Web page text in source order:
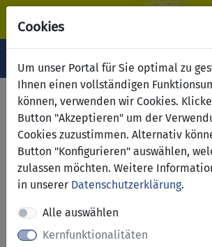
Cookies
Um unser Portal für Sie optimal zu
Ihnen einen vollständigen
können, verwenden wir Cookies.
Button "Akzeptieren" um der
Cookies zuzustimmen. Alternativ
Button "Konfigurieren" auswählen,
zulassen möchten. Weitere
in unserer Datenschutzerklärung.
Alle auswählen
Kernfunktionalitäten
Melderegister -
Erteilung einer
§ 45
Hinweise zu diesem Service